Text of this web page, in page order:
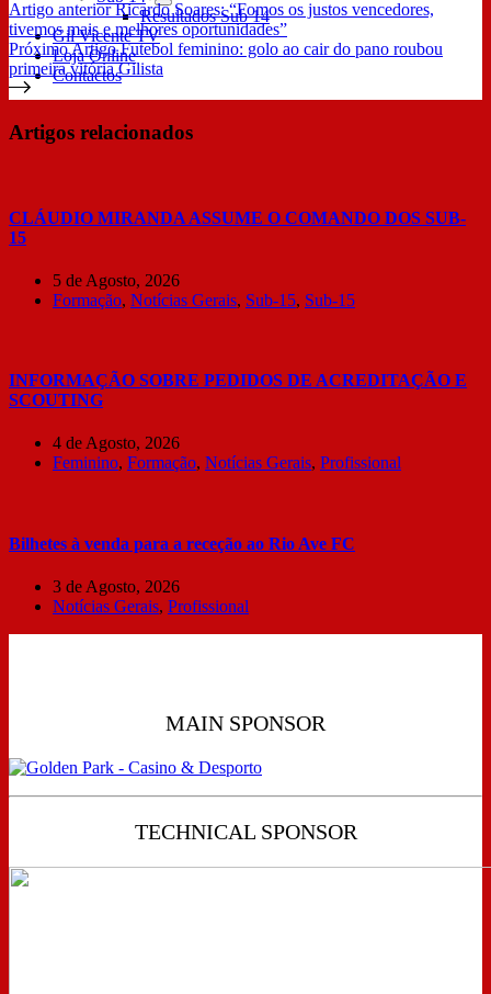
Resultados Sub 14
Gil Vicente TV
Loja Online
Contactos
Artigo anteriorRicardo Soares: “Fomos os justos vencedores,
tivemos mais e melhores oportunidades”
PróximoArtigo Futebol feminino: golo ao cair do pano roubou
primeira vitória Gilista
Artigos relacionados
CLÁUDIO MIRANDA ASSUME O COMANDO DOS SUB-
15
5 de Agosto, 2026
Formação, Notícias Gerais, Sub-15, Sub-15
INFORMAÇÃO SOBRE PEDIDOS DE ACREDITAÇÃO E
SCOUTING
4 de Agosto, 2026
Feminino, Formação, Notícias Gerais, Profissional
Bilhetes à venda para a receção ao Rio Ave FC
3 de Agosto, 2026
Notícias Gerais, Profissional
MAIN SPONSOR
TECHNICAL SPONSOR